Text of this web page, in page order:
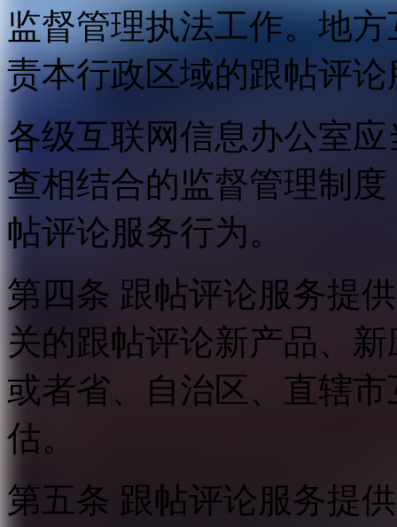
监督管理执法工作。地
责本行政区域的跟帖评
各级互联网信息办公室
查相结合的监督管理制
帖评论服务行为。
第四条 跟帖评论服务提
关的跟帖评论新产品、
或者省、自治区、直辖
估。
第五条 跟帖评论服务提